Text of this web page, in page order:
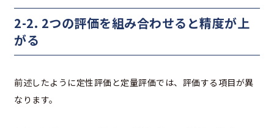
2-2. 2つの評価を組み合わせると精度が上
がる
前述したように定性評価と定量評価では、評価する項目が異
なります。